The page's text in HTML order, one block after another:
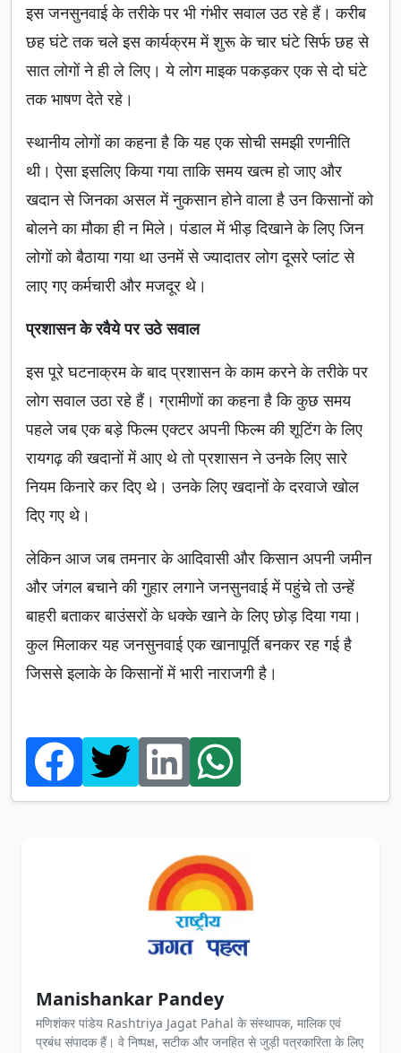
इस जनसुनवाई के तरीके पर भी गंभीर सवाल उठ रहे हैं। करीब
छह घंटे तक चले इस कार्यक्रम में शुरू के चार घंटे सिर्फ छह से
सात लोगों ने ही ले लिए। ये लोग माइक पकड़कर एक से दो घंटे
तक भाषण देते रहे।
स्थानीय लोगों का कहना है कि यह एक सोची समझी रणनीति
थी। ऐसा इसलिए किया गया ताकि समय खत्म हो जाए और
खदान से जिनका असल में नुकसान होने वाला है उन किसानों को
बोलने का मौका ही न मिले। पंडाल में भीड़ दिखाने के लिए जिन
लोगों को बैठाया गया था उनमें से ज्यादातर लोग दूसरे प्लांट से
लाए गए कर्मचारी और मजदूर थे।
प्रशासन के रवैये पर उठे सवाल
इस पूरे घटनाक्रम के बाद प्रशासन के काम करने के तरीके पर
लोग सवाल उठा रहे हैं। ग्रामीणों का कहना है कि कुछ समय
पहले जब एक बड़े फिल्म एक्टर अपनी फिल्म की शूटिंग के लिए
रायगढ़ की खदानों में आए थे तो प्रशासन ने उनके लिए सारे
नियम किनारे कर दिए थे। उनके लिए खदानों के दरवाजे खोल
दिए गए थे।
लेकिन आज जब तमनार के आदिवासी और किसान अपनी जमीन
और जंगल बचाने की गुहार लगाने जनसुनवाई में पहुंचे तो उन्हें
बाहरी बताकर बाउंसरों के धक्के खाने के लिए छोड़ दिया गया।
कुल मिलाकर यह जनसुनवाई एक खानापूर्ति बनकर रह गई है
जिससे इलाके के किसानों में भारी नाराजगी है।
Manishankar Pandey
मणिशंकर पांडेय Rashtriya Jagat Pahal के संस्थापक, मालिक एवं
प्रबंध संपादक हैं। वे निष्पक्ष, सटीक और जनहित से जुड़ी पत्रकारिता के लिए